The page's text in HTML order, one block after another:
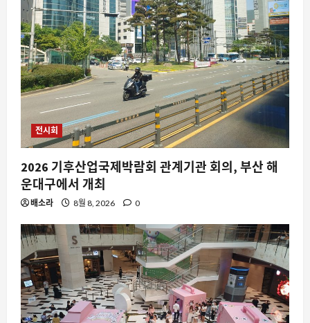
전시회
2026 기후산업국제박람회 관계기관 회의, 부산 해
운대구에서 개최
배소라 8월 8, 2026 0
2
스팀
스팀 데스크톱 앱에 하드웨어 감지 기능
이 추가된다면 게임 환경은 어떻게 변할
까
8월 9, 2026 0